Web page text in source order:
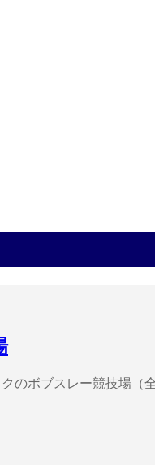
のボブスレー競技場（